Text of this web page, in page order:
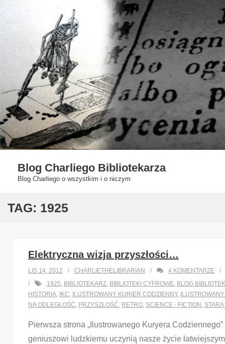
Blog Charliego Bibliotekarza
Blog Charliego o wszystkim i o niczym
TAG: 1925
Elektryczna wizja przyszłości…
LIS 14, 2012 CHARLIETHELIBRARIAN 4 KOMENTARZE
1925, BIBLIOTEKARZ, BIBLIOTEKI CYFROWE, BLOG
HISTORIA, IKC, ILUSTROWANY KURIER CODZIENNY,
NA ODLEGŁOŚĆ, PRZYSZŁOŚĆ, RETRO, SCIENCE - FICTION ,
Pierwsza strona „Ilustrowanego Kuryera
geniuszowi ludzkiemu uczynią nasze życie